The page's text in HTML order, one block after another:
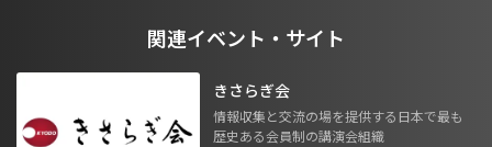
関連イベント・サイト
きさらぎ会
情報収集と交流の場を提供する日本で最も
歴史ある会員制の講演会組織